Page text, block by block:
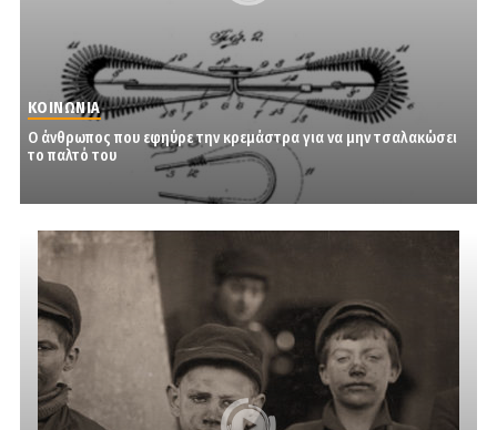
ΚΟΙΝΩΝΙΑ
Ο άνθρωπος που εφηύρε την κρεμάστρα για να μην τσαλακώσει
το παλτό του